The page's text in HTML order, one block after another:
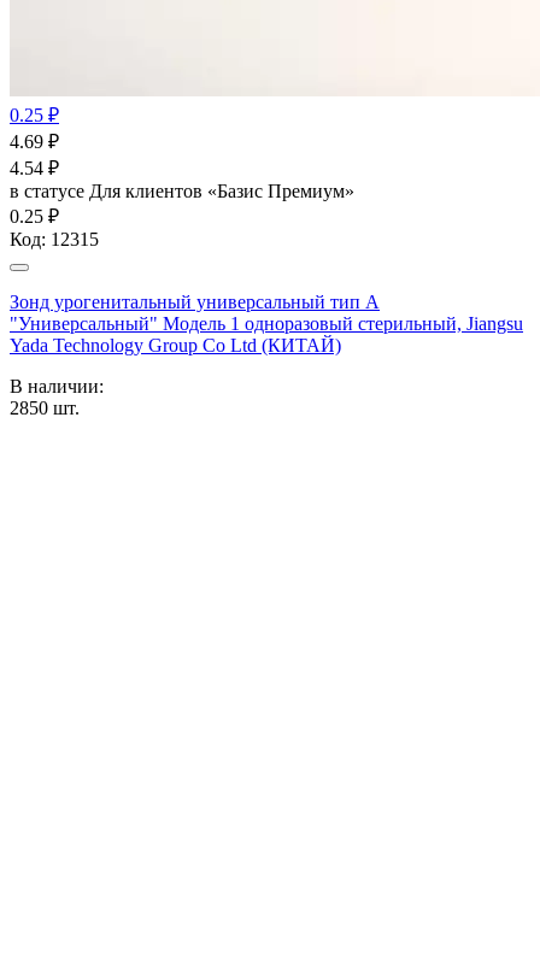
0.25 ₽
4.69 ₽
4.54 ₽
в статусе Для клиентов «Базис Премиум»
0.25 ₽
Код: 12315
Зонд урогенитальный универсальный тип А
"Универсальный" Модель 1 одноразовый стерильный, Jiangsu
Yada Technology Group Co Ltd (КИТАЙ)
В наличии:
2850 шт.